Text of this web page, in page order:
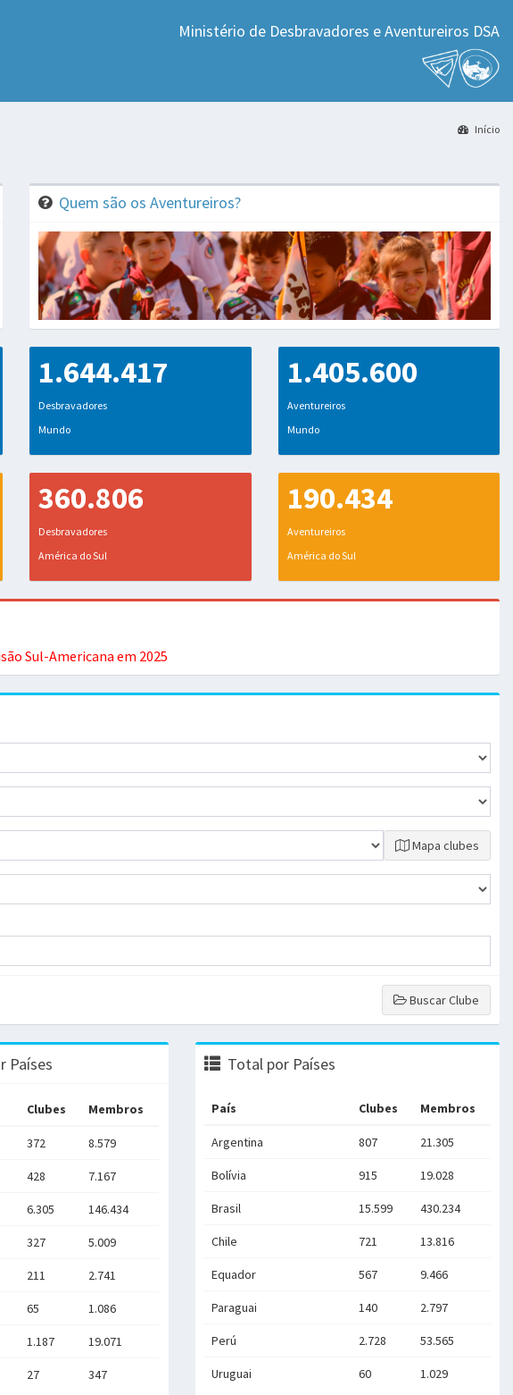
Ministério de Desbravadores e Aventureiros DSA
Início
Quem são os Aventureiros?
1.644.417
Desbravadores
Mundo
1.405.600
Aventureiros
Mundo
360.806
Desbravadores
América do Sul
190.434
Aventureiros
América do Sul
Sul-Americana em 2025
Mapa clubes
Buscar Clube
Países
Clubes Membros
372 8.579
428 7.167
6.305 146.434
327 5.009
211 2.741
65 1.086
1.187 19.071
27 347
Total por Países
País Clubes Membros
Argentina 807 21.305
Bolívia 915 19.028
Brasil 15.599 430.234
Chile 721 13.816
Equador 567 9.466
Paraguai 140 2.797
Perú 2.728 53.565
Uruguai 60 1.029